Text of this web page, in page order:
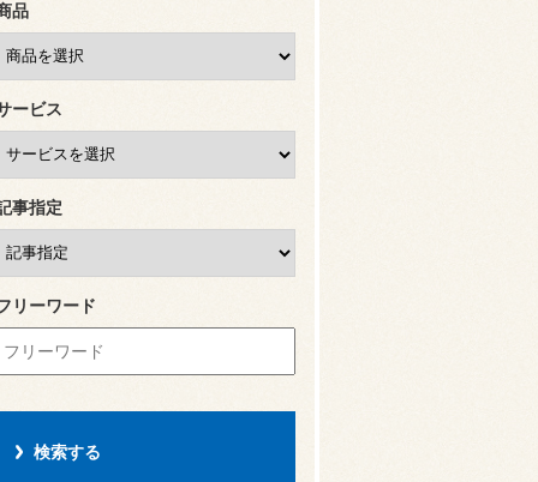
品
ービス
事指定
リーワード